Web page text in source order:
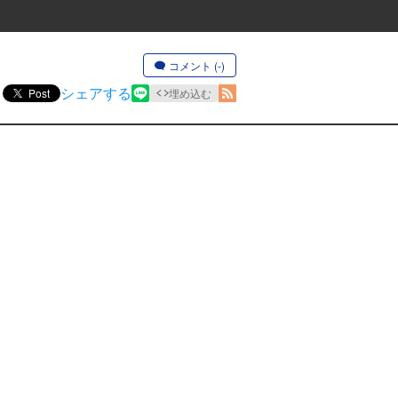
コメント (-)
Post シェアする 埋め込む